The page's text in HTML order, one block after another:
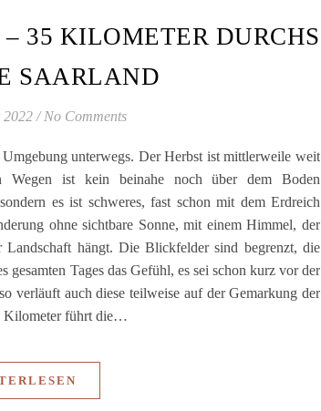
35 KILOMETER DURCHS
SAARLAND
2022 / No Comments
unterwegs. Der Herbst ist mittlerweile weit
Wegen ist kein beinahe noch über dem Boden
es ist schweres, fast schon mit dem Erdreich
ohne sichtbare Sonne, mit einem Himmel, der
hängt. Die Blickfelder sind begrenzt, die
gesamten Tages das Gefühl, es sei schon kurz vor der
verläuft auch diese teilweise auf der Gemarkung der
Kilometer führt die…